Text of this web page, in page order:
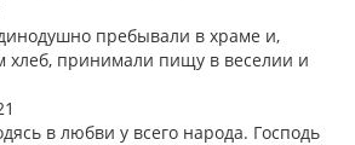
пребывали в храме и,
хлеб, принимали пищу в веселии и
в любви у всего народа. Господь